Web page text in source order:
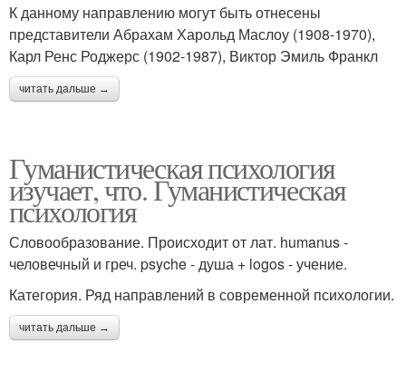
К данному направлению могут быть отнесены
представители Абрахам Харольд Маслоу (1908-1970),
Карл Ренс Роджерс (1902-1987), Виктор Эмиль Франкл
читать дальше →
Гуманистическая психология
изучает, что. Гуманистическая
психология
Словообразование. Происходит от лат. humanus -
человечный и греч. psyche - душа + logos - учение.
Категория. Ряд направлений в современной психологии.
читать дальше →